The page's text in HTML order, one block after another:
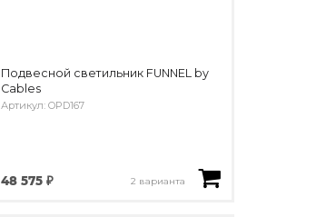
Подвесной светильник FUNNEL by
Cables
Артикул: OPD167
48 575 ₽ 2 варианта